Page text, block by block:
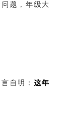
题，年级大
自明： 这年